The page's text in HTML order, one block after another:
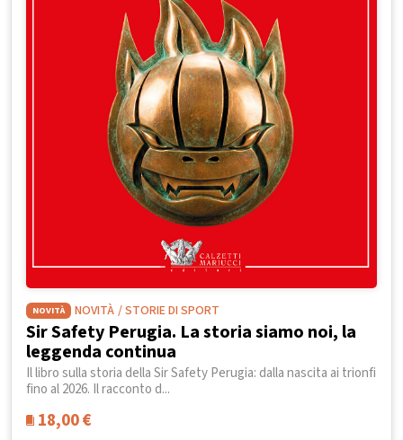
NOVITÀ NOVITÀ / STORIE DI SPORT
Sir Safety Perugia. La storia siamo noi, la
leggenda continua
Il libro sulla storia della Sir Safety Perugia: dalla nascita ai trionfi
fino al 2026. Il racconto d...
18,00€